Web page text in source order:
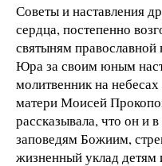
Советы и наставления
сердца, постепенно
святыням
Юра за своим юным
молитвенник на
матери Моисей
рассказывала, что он и
заповедям Божиим,
жизненный уклад